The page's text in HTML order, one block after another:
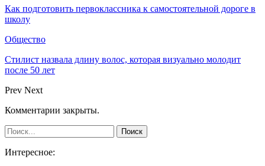
Как подготовить первоклассника к самостоятельной дороге в
школу
Общество
Стилист назвала длину волос, которая визуально молодит
после 50 лет
Prev Next
Комментарии закрыты.
Интересное: